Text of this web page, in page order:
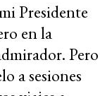
Presidente
en la
Pero
a sesiones